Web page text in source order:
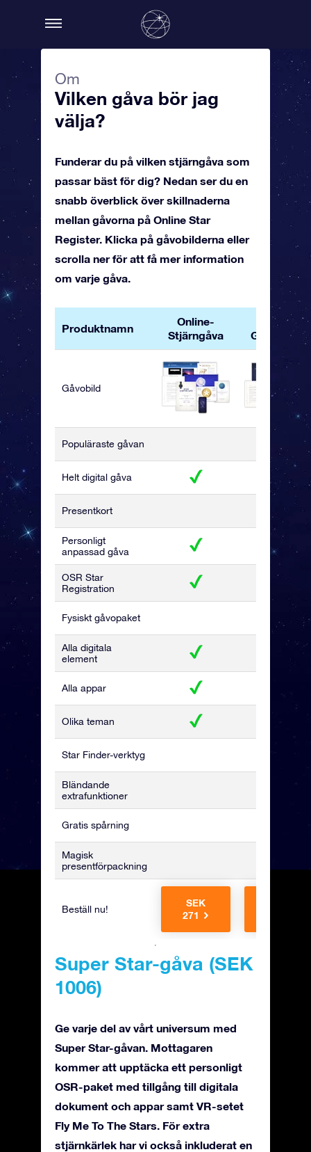
Om
Vilken gåva bör jag
välja?
Funderar du på vilken stjärngåva som
passar bäst för dig? Nedan ser du en
snabb överblick över skillnaderna
mellan gåvorna på Online Star
Register. Klicka på gåvobilderna eller
scrolla ner för att få mer information
om varje gåva.
Produktnamn
Online-
Stjärngåva
OSR
Gåvopaket
Gåvobild
Populäraste gåvan
Helt digital gåva
Presentkort
Personligt
anpassad gåva
OSR Star
Registration
Fysiskt gåvopaket
Alla digitala
element
Alla appar
Olika teman
Star Finder-verktyg
Bländande
extrafunktioner
Gratis spårning
Magisk
presentförpackning
Beställ nu!
SEK
271
Super Star-gåva (SEK
1006)
Ge varje del av vårt universum med
Super Star-gåvan. Mottagaren
kommer att upptäcka ett personligt
OSR-paket med tillgång till digitala
dokument och appar samt VR-setet
Fly Me To The Stars. För extra
stjärnkärlek har vi också inkluderat en